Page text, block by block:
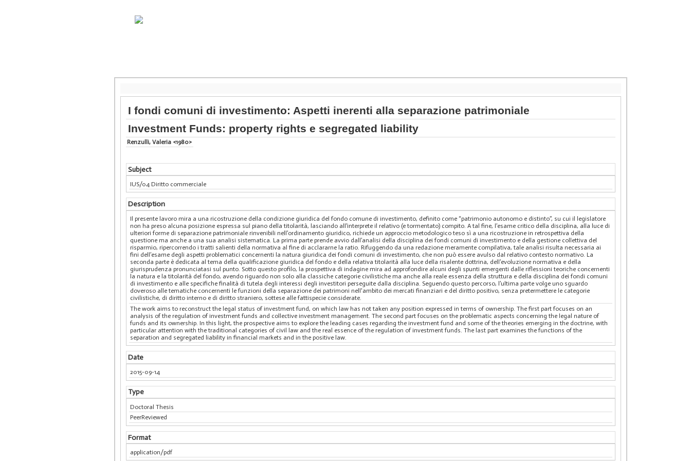
I fondi comuni di investimento: Aspetti inerenti alla separazione patrimoniale
Investment Funds: property rights e segregated liability
Renzulli, Valeria <1980>
Subject
IUS/04 Diritto commerciale
Description
Il presente lavoro mira a una ricostruzione della condizione giuridica del fondo comune di investimento, definito come “patrimonio autonomo e distinto”, su cui il legislatore
non ha preso alcuna posizione espressa sul piano della titolarità, lasciando all’interprete il relativo (e tormentato) compito. A tal fine, l’esame critico della disciplina, alla luce di
ulteriori forme di separazione patrimoniale rinvenibili nell’ordinamento giuridico, richiede un approccio metodologico teso sì a una ricostruzione in retrospettiva della
questione ma anche a una sua analisi sistematica. La prima parte prende avvio dall’analisi della disciplina dei fondi comuni di investimento e della gestione collettiva del
risparmio, ripercorrendo i tratti salienti della normativa al fine di acclararne la ratio. Rifuggendo da una redazione meramente compilativa, tale analisi risulta necessaria ai
fini dell’esame degli aspetti problematici concernenti la natura giuridica dei fondi comuni di investimento, che non può essere avulso dal relativo contesto normativo. La
seconda parte è dedicata al tema della qualificazione giuridica del fondo e della relativa titolarità alla luce della risalente dottrina, dell’evoluzione normativa e della
giurisprudenza pronunciatasi sul punto. Sotto questo profilo, la prospettiva di indagine mira ad approfondire alcuni degli spunti emergenti dalle riflessioni teoriche concernenti
la natura e la titolarità del fondo, avendo riguardo non solo alla classiche categorie civilistiche ma anche alla reale essenza della struttura e della disciplina dei fondi comuni
di investimento e alle specifiche finalità di tutela degli interessi degli investitori perseguite dalla disciplina. Seguendo questo percorso, l’ultima parte volge uno sguardo
doveroso alle tematiche concernenti le funzioni della separazione dei patrimoni nell'ambito dei mercati finanziari e del diritto positivo, senza pretermettere le categorie
civilistiche, di diritto interno e di diritto straniero, sottese alle fattispecie considerate.
The work aims to reconstruct the legal status of investment fund, on which law has not taken any position expressed in terms of ownership. The first part focuses on an
analysis of the regulation of investment funds and collective investment management. The second part focuses on the problematic aspects concerning the legal nature of
funds and its ownership. In this light, the prospective aims to explore the leading cases regarding the investment fund and some of the theories emerging in the doctrine, with
particular attention with the traditional categories of civil law and the real essence of the regulation of investment funds. The last part examines the functions of the
separation and segregated liability in financial markets and in the positive law.
Date
2015-09-14
Type
Doctoral Thesis
PeerReviewed
Format
application/pdf